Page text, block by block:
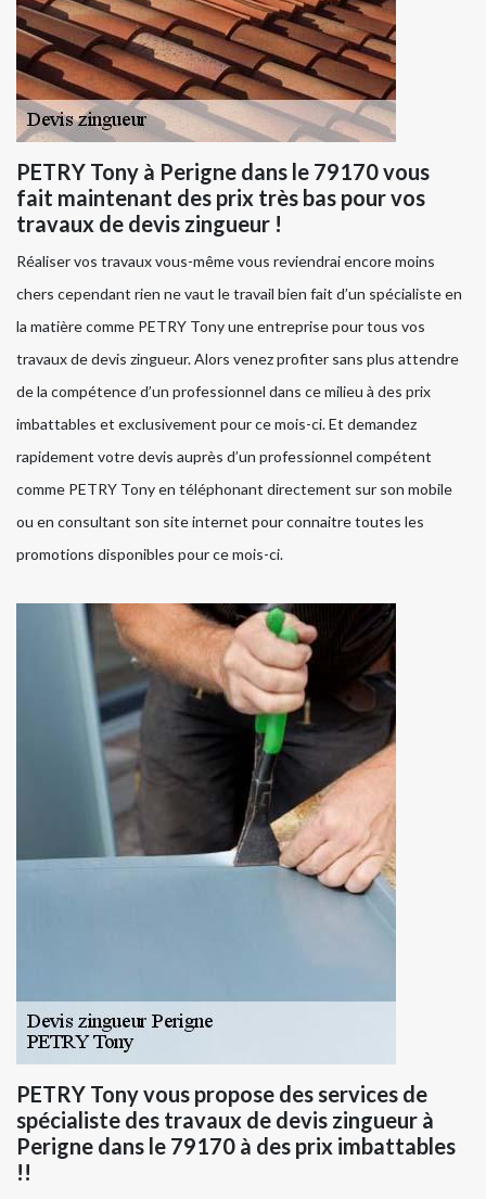
PETRY Tony à Perigne dans le 79170 vous
fait maintenant des prix très bas pour vos
travaux de devis zingueur !
Réaliser vos travaux vous-même vous reviendrai encore moins
chers cependant rien ne vaut le travail bien fait d’un spécialiste en
la matière comme PETRY Tony une entreprise pour tous vos
travaux de devis zingueur. Alors venez profiter sans plus attendre
de la compétence d’un professionnel dans ce milieu à des prix
imbattables et exclusivement pour ce mois-ci. Et demandez
rapidement votre devis auprès d’un professionnel compétent
comme PETRY Tony en téléphonant directement sur son mobile
ou en consultant son site internet pour connaitre toutes les
promotions disponibles pour ce mois-ci.
PETRY Tony vous propose des services de
spécialiste des travaux de devis zingueur à
Perigne dans le 79170 à des prix imbattables
!!